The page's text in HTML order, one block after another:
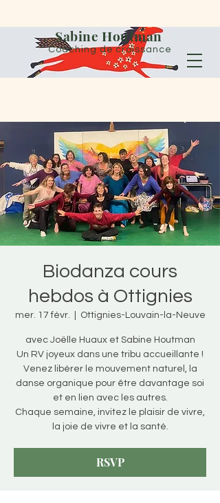
Sabine Houtman
Coaching de croissance
Biodanza cours
hebdos à Ottignies
mer. 17 févr. Ottignies-Louvain-la-Neuve
avec Joëlle Huaux et Sabine Houtman
Un RV joyeux dans une tribu accueillante !
Venez libérer le mouvement naturel, la
danse organique pour être davantage soi
et en lien avec les autres.
Chaque semaine, invitez le plaisir de vivre,
la joie de vivre et la santé.
RSVP